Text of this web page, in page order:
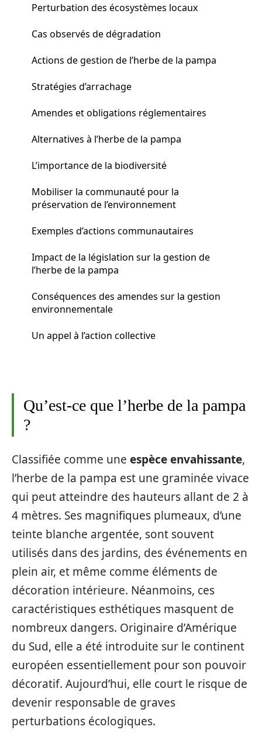
Perturbation des écosystèmes locaux
Cas observés de dégradation
Actions de gestion de l’herbe de la pampa
Stratégies d’arrachage
Amendes et obligations réglementaires
Alternatives à l’herbe de la pampa
L’importance de la biodiversité
Mobiliser la communauté pour la
préservation de l’environnement
Exemples d’actions communautaires
Impact de la législation sur la gestion de
l’herbe de la pampa
Conséquences des amendes sur la gestion
environnementale
Un appel à l’action collective
Qu’est-ce que l’herbe de la pampa
?
Classifiée comme une espèce envahissante,
l’herbe de la pampa est une graminée vivace
qui peut atteindre des hauteurs allant de 2 à
4 mètres. Ses magnifiques plumeaux, d’une
teinte blanche argentée, sont souvent
utilisés dans des jardins, des événements en
plein air, et même comme éléments de
décoration intérieure. Néanmoins, ces
caractéristiques esthétiques masquent de
nombreux dangers. Originaire d’Amérique
du Sud, elle a été introduite sur le continent
européen essentiellement pour son pouvoir
décoratif. Aujourd’hui, elle court le risque de
devenir responsable de graves
perturbations écologiques.